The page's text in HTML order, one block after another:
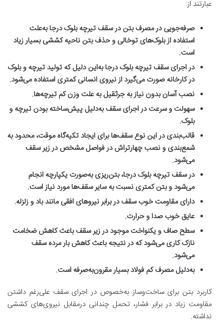
عبارتند از:
صرفهجویی در مصرف بتن در سقف تیرچه بلوک درجا بهعلت
استفاده از بلوکهای توخالی و حذف بتن ناحیه کششی بسیار زیاد
است.
در اجرای سقف تیرچه بلوک درجا بهاین‌دلیل که تولید تیرچه و بلوک
در کارخانه صورت میگیرد از نیروی انسانی کمتری استفاده میشود.
نصب آسان بدون نیاز به جرثقیل به علت وزن کم تیرچهها.
سهولت و سرعت در اجرای سقف بهدلیل پیشساخته بودن تیرچه و
بلوک.
قالببندی در این نوع سقفها برای ایجاد تکیهگاه موقت، محدود به
شمعبندی و نصب چهارتراش در فواصل مشخص در زیر سقف
میشود.
در سقف تیرچه بلوک درجا، بتنریزی بهصورت یکپارچه انجام
میشود و بتن کمتری نسبت به سایر سقفها مورد نیاز است.
دارای مقاومت خوب سقف در برابر نیروهای افقی مانند باد و زلزله.
عایق خوب صدا و حرارت.
سطح صاف و یکنواخت موجود در زیر سقف باعث کاهش ضخامت
نازک‌کاری میشود که در نتیجه باعث کاهش بار مرده سقف
میشود.
بهدلیل مصرف کم فولاد بسیار مقرونبهصرفه است.
کاربرد بتن برای ساخت‌وساز به‌خصوص در اجرای سقف علی‌رغم داشتن
مقاومت زیاد در برابر فشار، تحمل چندانی درمقابل نیروی‌های کششی
نداشته.